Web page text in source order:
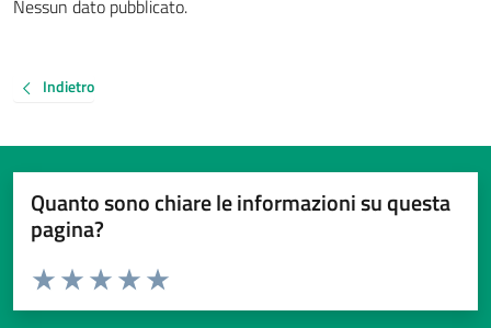
Nessun dato pubblicato.
Indietro
Quanto sono chiare le informazioni su questa
pagina?
Valuta da 1 a 5 stelle la pagina
Valuta 5 stelle su 5
Valuta 4 stelle su 5
Valuta 3 stelle su 5
Valuta 2 stelle su 5
Valuta 1 stelle su 5